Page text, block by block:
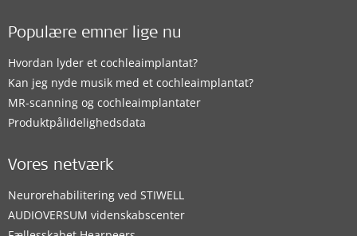
Populære emner lige nu
Hvordan lyder et cochleaimplantat?
Kan jeg nyde musik med et cochleaimplantat?
MR-scanning og cochleaimplantater
Produktpålidelighedsdata
Vores netværk
Neurorehabilitering ved STIWELL
AUDIOVERSUM videnskabscenter